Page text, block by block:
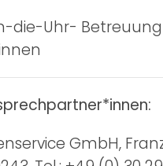
die-Uhr-
GmbH,